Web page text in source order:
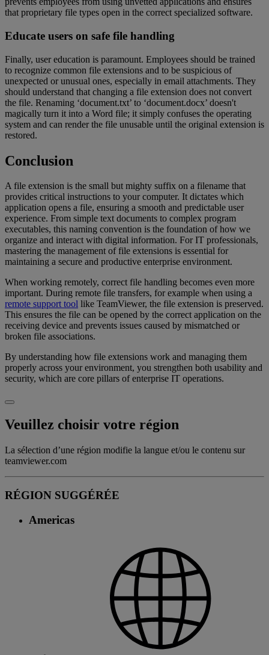
that proprietary file types open in the correct specialized software.
Educate users on safe file handling
Finally, user education is paramount. Employees should be trained
to recognize common file extensions and to be suspicious of
unexpected or unusual ones, especially in email attachments. They
should understand that changing a file extension does not convert
the file. Renaming ‘document.txt’ to ‘document.docx’ doesn't
magically turn it into a Word file; it simply confuses the operating
system and can render the file unusable until the original extension is
restored.
Conclusion
A file extension is the small but mighty suffix on a filename that
provides critical instructions to your computer. It dictates which
application opens a file, ensuring a smooth and predictable user
experience. From simple text documents to complex program
executables, this naming convention is the foundation of how we
organize and interact with digital information. For IT professionals,
mastering the management of file extensions is essential for
maintaining a secure and productive enterprise environment.
When working remotely, correct file handling becomes even more
important. During remote file transfers, for example when using a
remote support tool like TeamViewer, the file extension is preserved.
This ensures the file can be opened by the correct application on the
receiving device and prevents issues caused by mismatched or
broken file associations.
By understanding how file extensions work and managing them
properly across your environment, you strengthen both usability and
security, which are core pillars of enterprise IT operations.
Veuillez choisir votre région
La sélection d’une région modifie la langue et/ou le contenu sur
teamviewer.com
RÉGION SUGGÉRÉE
Americas